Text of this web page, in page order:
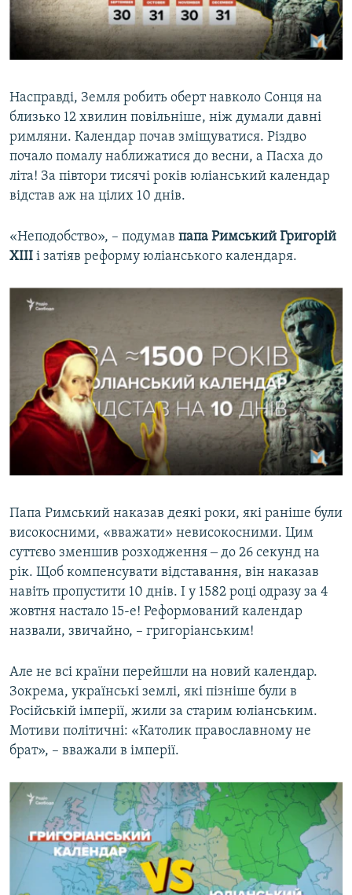
Насправді, Земля робить оберт навколо Сонця на
близько 12 хвилин повільніше, ніж думали давні
римляни. Календар почав зміщуватися. Різдво
почало помалу наближатися до весни, а Пасха до
літа! За півтори тисячі років юліанський календар
відстав аж на цілих 10 днів.
«Неподобство», – подумав папа Римський Григорій
XIII і затіяв реформу юліанського календаря.
Папа Римський наказав деякі роки, які раніше були
високосними, «вважати» невисокосними. Цим
суттєво зменшив розходження ‒ до 26 секунд на
рік. Щоб компенсувати відставання, він наказав
навіть пропустити 10 днів. І у 1582 році одразу за 4
жовтня настало 15-е! Реформований календар
назвали, звичайно, – григоріанським!
Але не всі країни перейшли на новий календар.
Зокрема, українські землі, які пізніше були в
Російській імперії, жили за старим юліанським.
Мотиви політичні: «Католик православному не
брат», – вважали в імперії.